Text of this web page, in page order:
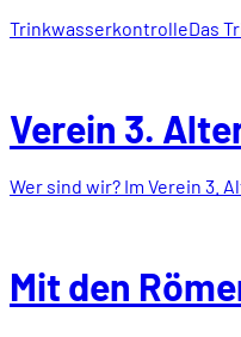
TrinkwasserkontrolleDas
Verein 3.
Wer sind wir? Im Verein 3.
Mit den